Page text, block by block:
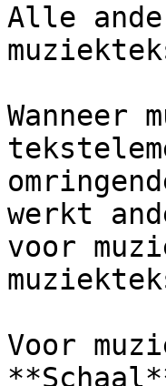
Alle
Wanneer
werkt
voor
Voor